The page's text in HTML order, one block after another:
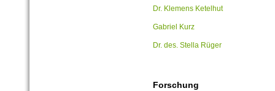
Dr. Klemens Ketelhut
Gabriel Kurz
Dr. des. Stella Rüger
Forschung